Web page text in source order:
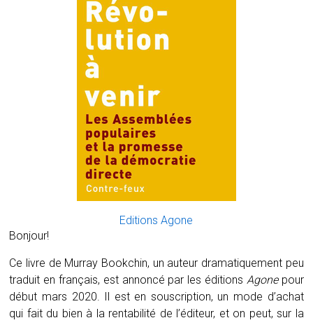
Editions Agone
Bonjour!
Ce livre de Murray Bookchin, un auteur dramatiquement peu
traduit en français, est annoncé par les éditions Agonepour
début mars 2020. Il est en souscription, un mode d’achat
qui fait du bien à la rentabilité de l’éditeur, et on peut, sur la